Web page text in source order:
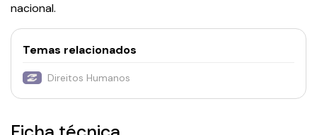
nacional.
Temas relacionados
Direitos Humanos